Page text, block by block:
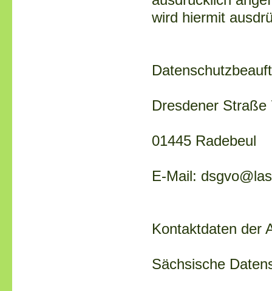
wird hiermit
Dresdener Straße
01445 Radebeul
E-Mail:
Kontaktdaten der
Sächsische